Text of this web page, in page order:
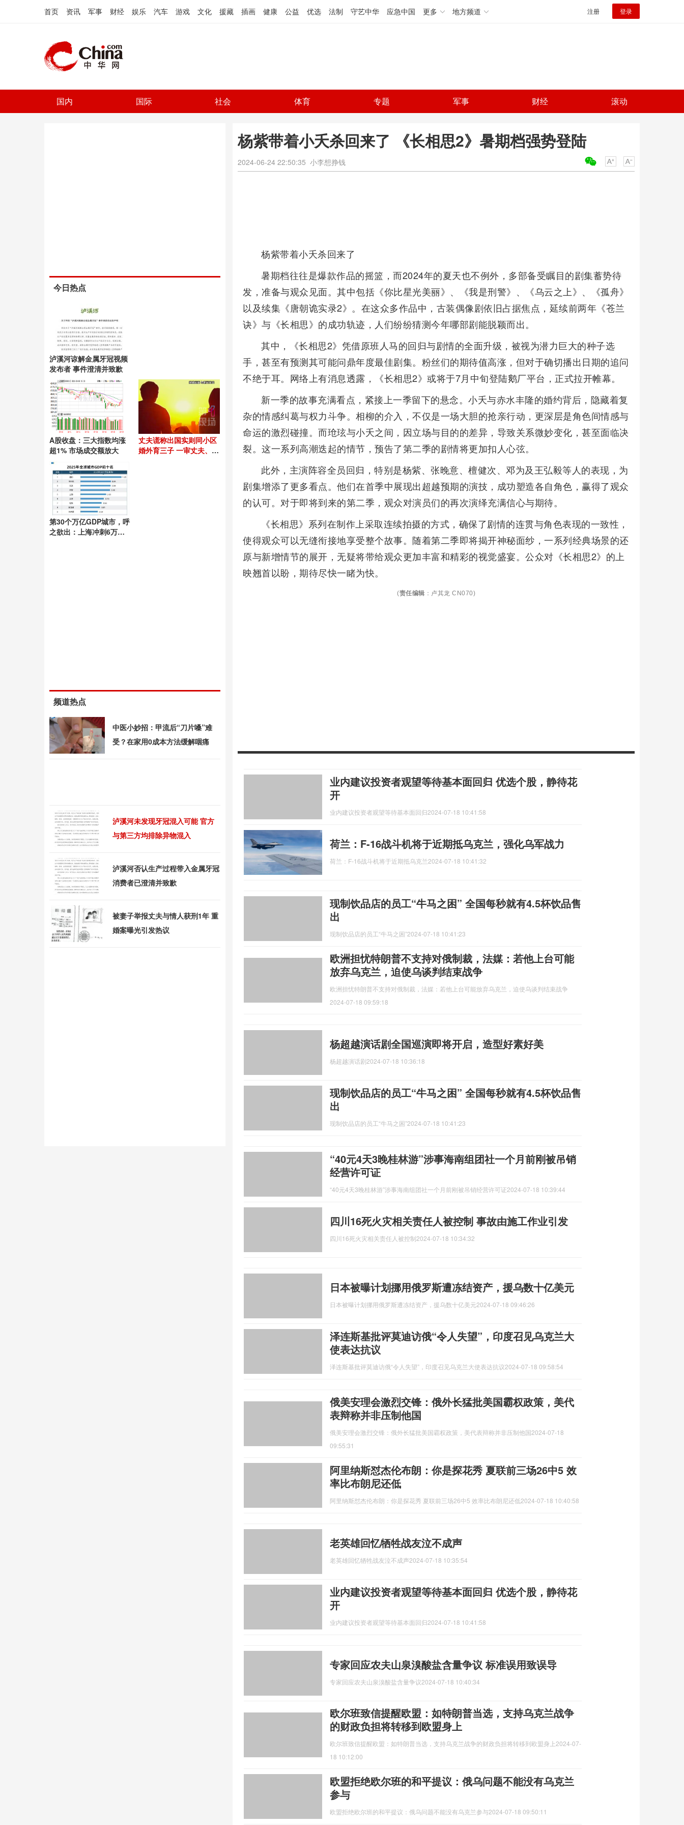
首页 资讯 军事 财经 娱乐 汽车 游戏 文化 援藏 插画 健康 公益 优选 法制 守艺中华 应急中国 更多 地方频道 注册 登录
国内 国际 社会 体育 专题 军事 财经 滚动
杨紫带着小夭杀回来了 《长相思2》暑期档强势登陆
2024-06-24 22:50:35 小李想挣钱
杨紫带着小夭杀回来了
暑期档往往是爆款作品的摇篮，而2024年的夏天也不例外，多部备受瞩目的剧集蓄势待
发，准备与观众见面。其中包括《你比星光美丽》、《我是刑警》、《乌云之上》、《孤舟》
以及续集《唐朝诡实录2》。在这众多作品中，古装偶像剧依旧占据焦点，延续前两年《苍兰
诀》与《长相思》的成功轨迹，人们纷纷猜测今年哪部剧能脱颖而出。
其中，《长相思2》凭借原班人马的回归与剧情的全面升级，被视为潜力巨大的种子选
手，甚至有预测其可能问鼎年度最佳剧集。粉丝们的期待值高涨，但对于确切播出日期的追问
不绝于耳。网络上有消息透露，《长相思2》或将于7月中旬登陆鹅厂平台，正式拉开帷幕。
新一季的故事充满看点，紧接上一季留下的悬念。小夭与赤水丰隆的婚约背后，隐藏着复
杂的情感纠葛与权力斗争。相柳的介入，不仅是一场大胆的抢亲行动，更深层是角色间情感与
命运的激烈碰撞。而玱玹与小夭之间，因立场与目的的差异，导致关系微妙变化，甚至面临决
裂。这一系列高潮迭起的情节，预告了第二季的剧情将更加扣人心弦。
此外，主演阵容全员回归，特别是杨紫、张晚意、檀健次、邓为及王弘毅等人的表现，为
剧集增添了更多看点。他们在首季中展现出超越预期的演技，成功塑造各自角色，赢得了观众
的认可。对于即将到来的第二季，观众对演员们的再次演绎充满信心与期待。
《长相思》系列在制作上采取连续拍摄的方式，确保了剧情的连贯与角色表现的一致性，
使得观众可以无缝衔接地享受整个故事。随着第二季即将揭开神秘面纱，一系列经典场景的还
原与新增情节的展开，无疑将带给观众更加丰富和精彩的视觉盛宴。公众对《长相思2》的上
映翘首以盼，期待尽快一睹为快。
(责任编辑 ：卢其龙 CN070)
业内建议投资者观望等待基本面回归 优选个股，静待花
开
业内建议投资者观望等待基本面回归2024-07-18 10:41:58
荷兰：F-16战斗机将于近期抵乌克兰，强化乌军战力
荷兰：F-16战斗机将于近期抵乌克兰2024-07-18 10:41:32
现制饮品店的员工“牛马之困” 全国每秒就有4.5杯饮品售
出
现制饮品店的员工“牛马之困”2024-07-18 10:41:23
欧洲担忧特朗普不支持对俄制裁，法媒：若他上台可能
放弃乌克兰，迫使乌谈判结束战争
欧洲担忧特朗普不支持对俄制裁，法媒：若他上台可能放弃乌克兰，迫使乌谈判结束战争
2024-07-18 09:59:18
杨超越演话剧全国巡演即将开启，造型好素好美
杨超越演话剧2024-07-18 10:36:18
现制饮品店的员工“牛马之困” 全国每秒就有4.5杯饮品售
出
现制饮品店的员工“牛马之困”2024-07-18 10:41:23
“40元4天3晚桂林游”涉事海南组团社一个月前刚被吊销
经营许可证
“40元4天3晚桂林游”涉事海南组团社一个月前刚被吊销经营许可证2024-07-18 10:39:44
四川16死火灾相关责任人被控制 事故由施工作业引发
四川16死火灾相关责任人被控制2024-07-18 10:34:32
日本被曝计划挪用俄罗斯遭冻结资产，援乌数十亿美元
日本被曝计划挪用俄罗斯遭冻结资产，援乌数十亿美元2024-07-18 09:46:26
泽连斯基批评莫迪访俄“令人失望”，印度召见乌克兰大
使表达抗议
泽连斯基批评莫迪访俄“令人失望”，印度召见乌克兰大使表达抗议2024-07-18 09:58:54
俄美安理会激烈交锋：俄外长猛批美国霸权政策，美代
表辩称并非压制他国
俄美安理会激烈交锋：俄外长猛批美国霸权政策，美代表辩称并非压制他国2024-07-18
09:55:31
阿里纳斯怼杰伦布朗：你是探花秀 夏联前三场26中5 效
率比布朗尼还低
阿里纳斯怼杰伦布朗：你是探花秀 夏联前三场26中5 效率比布朗尼还低2024-07-18 10:40:58
老英雄回忆牺牲战友泣不成声
老英雄回忆牺牲战友泣不成声2024-07-18 10:35:54
业内建议投资者观望等待基本面回归 优选个股，静待花
开
业内建议投资者观望等待基本面回归2024-07-18 10:41:58
专家回应农夫山泉溴酸盐含量争议 标准误用致误导
专家回应农夫山泉溴酸盐含量争议2024-07-18 10:40:34
欧尔班致信提醒欧盟：如特朗普当选，支持乌克兰战争
的财政负担将转移到欧盟身上
欧尔班致信提醒欧盟：如特朗普当选，支持乌克兰战争的财政负担将转移到欧盟身上2024-07-
18 10:12:00
欧盟拒绝欧尔班的和平提议：俄乌问题不能没有乌克兰
参与
欧盟拒绝欧尔班的和平提议：俄乌问题不能没有乌克兰参与2024-07-18 09:50:11
今日热点
泸溪河谅解金属牙冠视频
发布者 事件澄清并致歉
A股收盘：三大指数均涨
超1% 市场成交额放大
丈夫谎称出国实则同小区
婚外育三子 一审丈夫、第
第30个万亿GDP城市，呼
之欲出：上海冲刺6万亿
频道热点
中医小妙招：甲流后“刀片嗓”难
受？在家用0成本方法缓解咽痛
泸溪河未发现牙冠混入可能 官方
与第三方均排除异物混入
泸溪河否认生产过程带入金属牙冠
消费者已澄清并致歉
被妻子举报丈夫与情人获刑1年 重
婚案曝光引发热议